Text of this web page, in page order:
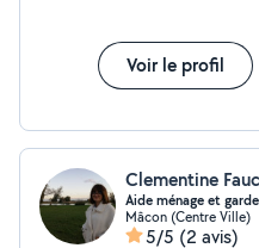
Voir le profil
Clementine
Aide ménage et
Mâcon (Centre Ville)
5/5 (2 avis)